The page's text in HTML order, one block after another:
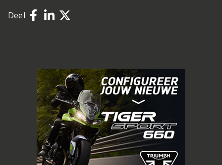
Deel